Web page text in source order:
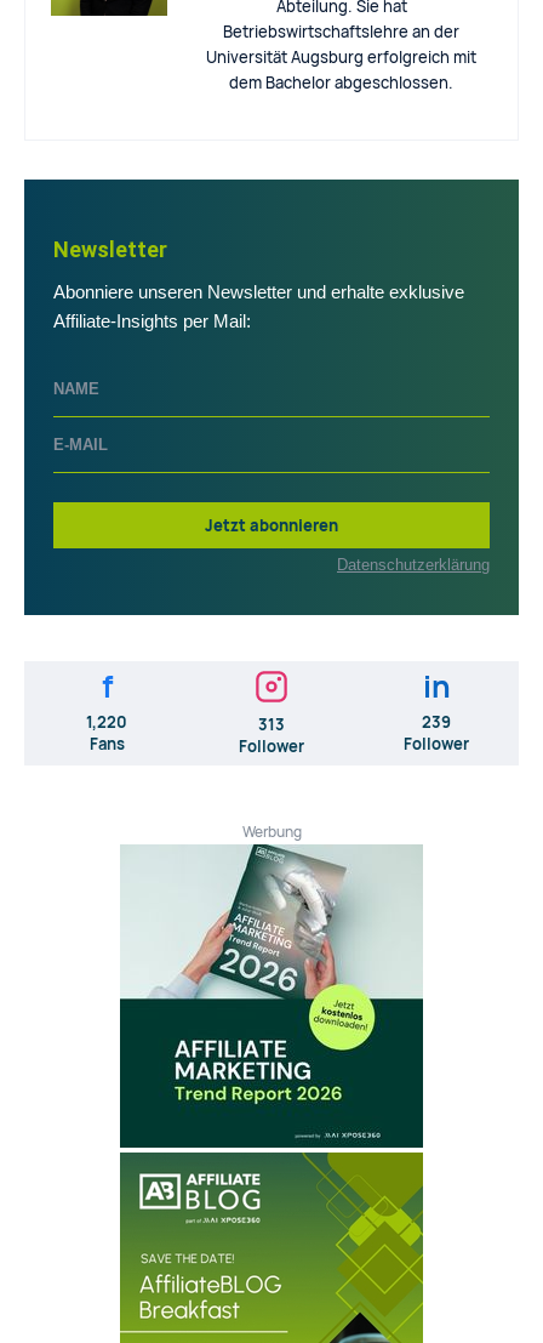
Abteilung. Sie hat
Betriebswirtschaftslehre an der
Universität Augsburg erfolgreich mit
dem Bachelor abgeschlossen.
Newsletter
Abonniere unseren Newsletter und erhalte exklusive
Affiliate-Insights per Mail:
Jetzt abonnieren
Datenschutzerklärung
f
1,220
Fans
313
Follower
in
239
Follower
Werbung